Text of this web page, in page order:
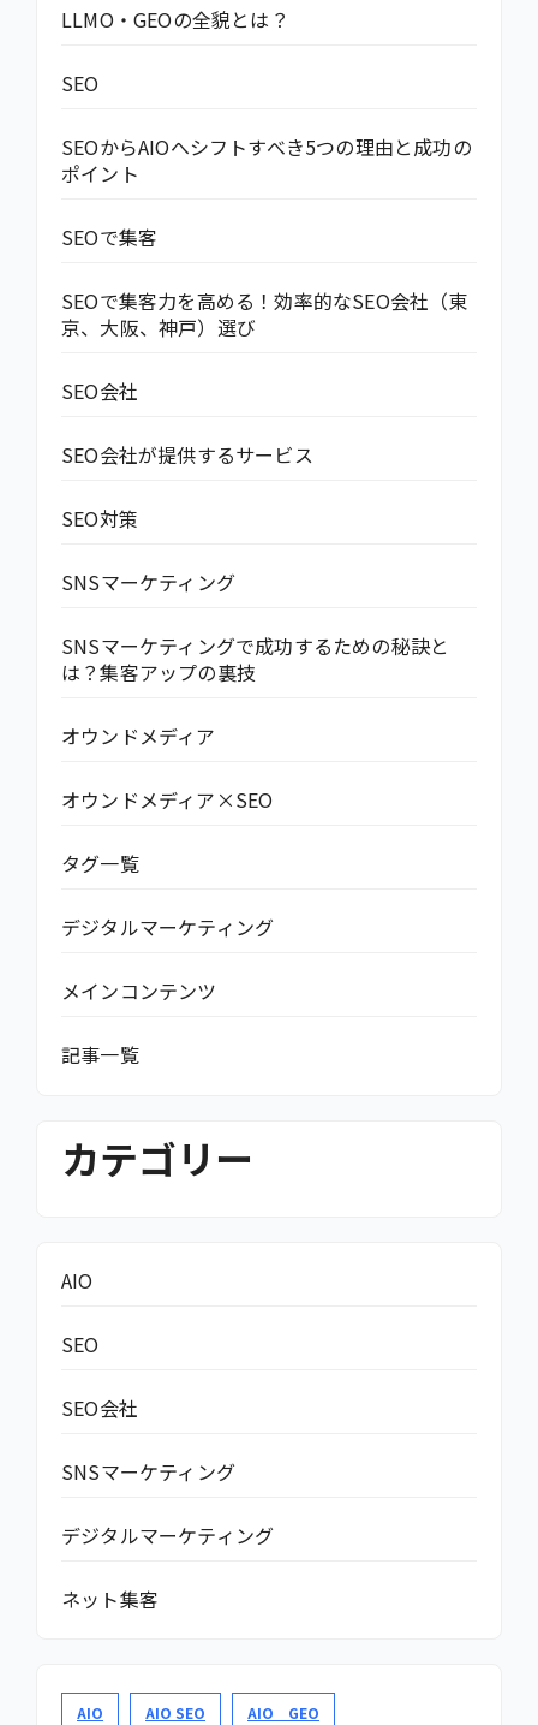
LLMO・GEOの全貌とは？
SEO
SEOからAIOへシフトすべき5つの理由と成功の
ポイント
SEOで集客
SEOで集客力を高める！効率的なSEO会社（東
京、大阪、神戸）選び
SEO会社
SEO会社が提供するサービス
SEO対策
SNSマーケティング
SNSマーケティングで成功するための秘訣と
は？集客アップの裏技
オウンドメディア
オウンドメディア×SEO
タグ一覧
デジタルマーケティング
メインコンテンツ
記事一覧
カテゴリー
AIO
SEO
SEO会社
SNSマーケティング
デジタルマーケティング
ネット集客
AIO AIO SEO AIO GEO